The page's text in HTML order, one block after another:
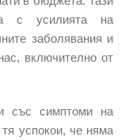
с усилията на
заболявания и
включително от
със симптоми на
успокои, че няма